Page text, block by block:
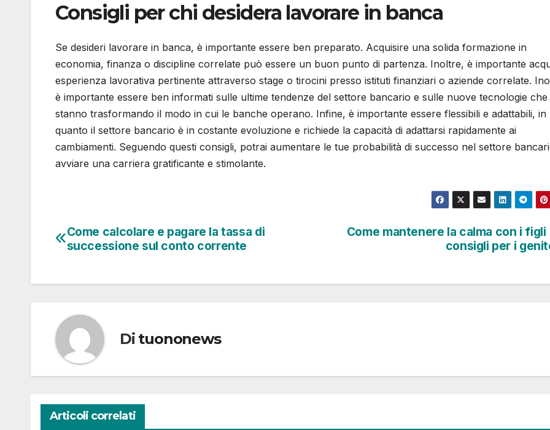
Consigli per chi desidera lavorare in banca
Se desideri lavorare in banca, è importante essere ben preparato. Acquisire una solida formazione in
economia, finanza o discipline correlate può essere un buon punto di partenza. Inoltre, è importante
esperienza lavorativa pertinente attraverso stage o tirocini presso istituti finanziari o aziende correlate.
è importante essere ben informati sulle ultime tendenze del settore bancario e sulle nuove tecnologie che
stanno trasformando il modo in cui le banche operano. Infine, è importante essere flessibili e adattabili, in
quanto il settore bancario è in costante evoluzione e richiede la capacità di adattarsi rapidamente ai
cambiamenti. Seguendo questi consigli, potrai aumentare le tue probabilità di successo nel settore
avviare una carriera gratificante e stimolante.
Navigazione
Come mantenere la calma con i figli
consigli per i
Come calcolare e pagare la tassa di
successione sul conto corrente
Di tuononews
Articoli correlati